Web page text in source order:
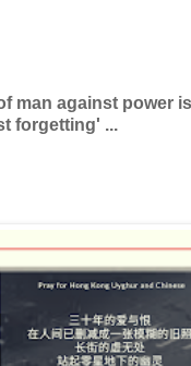
man against power
forgetting' ...